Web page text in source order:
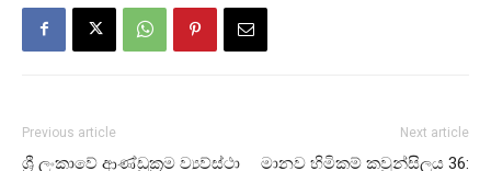
Previous article
ශ්‍රී ලංකාවේ ආණ්ඩුක්‍රම ව්‍යව්‍ස්ථා
Next article
මානව හිමිකම් කවුන්සිලය 36: